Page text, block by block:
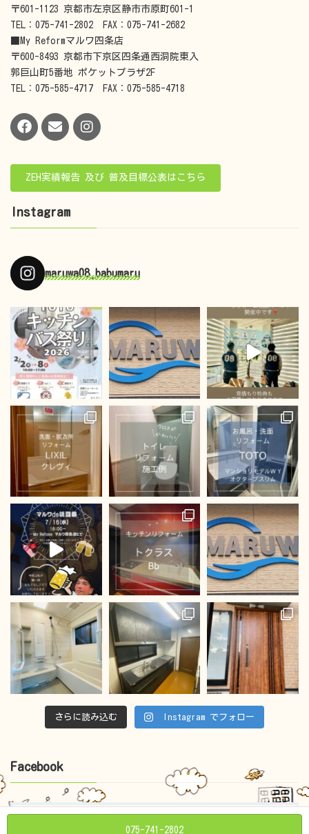
〒601-1123 京都市左京区静市市原町601-1
TEL：075-741-2802 FAX：075-741-2682
■My Reformマルワ四条店
〒600-8493 京都市下京区四条通西洞院東入
郭巨山町5番地 ポケットプラザ2F
TEL：075-585-4717 FAX：075-585-4718
ZEH実績報告 及び 普及目標公表はこちら
Instagram
maruwa08_babumaru
さらに読み込む Instagram でフォロー
Facebook
075-741-2802